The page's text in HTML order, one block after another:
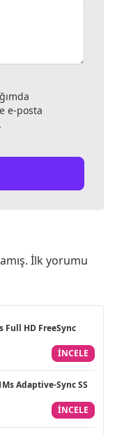
e-posta
İlk yorumu
Full HD FreeSync
INCELE
Adaptive-Sync SS
INCELE